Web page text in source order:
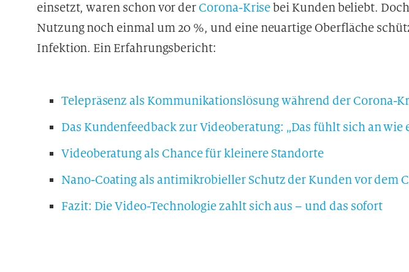
einsetzt, waren schon vor derCorona-Krisebei Kunden beliebt.
Nutzung noch einmal um 20 %, und eine neuartige Oberfläche
Infektion. Ein Erfahrungsbericht:
Telepräsenz als Kommunikationslösung während der Corona-
Das Kundenfeedback zur Videoberatung: „Das fühlt sich an wie
Videoberatung als Chance für kleinere Standorte
Nano-Coating als antimikrobieller Schutz der Kunden vor dem
Fazit: Die Video-Technologie zahlt sich aus – und das sofort